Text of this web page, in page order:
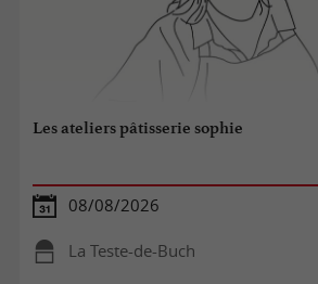
Les ateliers pâtisserie sophie
08/08/2026
La Teste-de-Buch